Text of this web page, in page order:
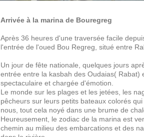
Arrivée à la marina de Bouregreg
Après 36 heures d'une traversée facile
l'entrée de l'oued Bou Regreg, situé entre
Un jour de fête nationale, quelques jours
entrée entre la kasbah des Oudaias( Rabat)
spectaculaire et chargée d'émotion.
Le monde sur les plages et les jetées, les
pêcheurs sur leurs petits bateaux colorés
nous, tout cela noyé dans une brume de
Heureusement, le zodiac de la marina est
chemin au milieu des embarcations et des